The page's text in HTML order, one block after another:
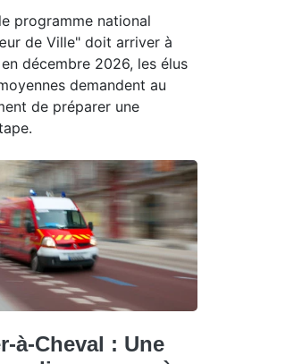
programme national
de Ville" doit arriver à
décembre 2026, les élus
demandent au
de préparer une
à-Cheval : Une